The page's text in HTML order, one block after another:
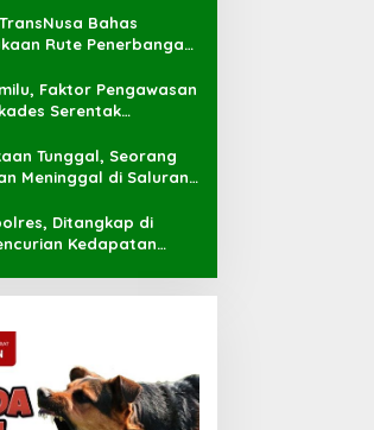
Bahas
Rute Penerbangan
Faktor Pengawasan
Serentak
Tunggal, Seorang
Meninggal di Saluran
Ditangkap di
Kedapatan